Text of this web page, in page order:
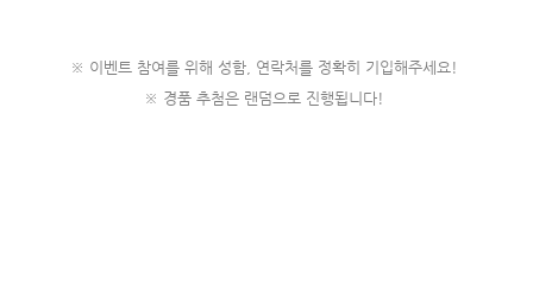
※ 이벤트 참여를 위해 성함, 연락처를 정확히 기입해주세요!
※ 경품 추첨은 랜덤으로 진행됩니다!